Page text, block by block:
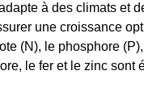
à des climats
une croissance
(N), le phosphore
le fer et le zinc